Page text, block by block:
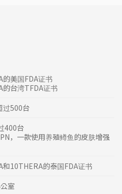
美国FDA证书
台湾TFDA证书
过500台
400台
，一款使用养殖鳟鱼的皮肤增强
10THERA的泰国FDA证书
室